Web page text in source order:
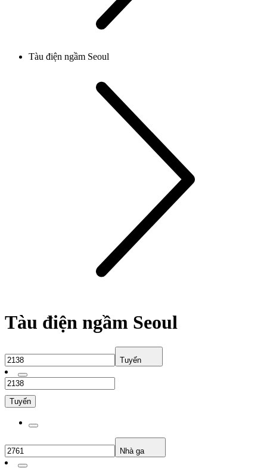
Tàu điện ngầm Seoul
Tàu điện ngầm Seoul
Tuyến
Tuyến
Nhà ga